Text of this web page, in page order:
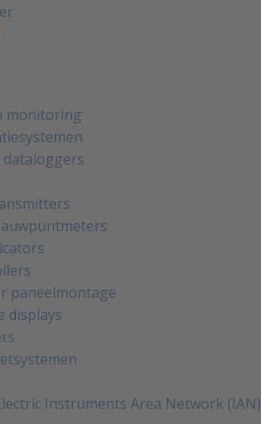
monitoring
paneelmontage
displays
Instruments Area Network (IAN)